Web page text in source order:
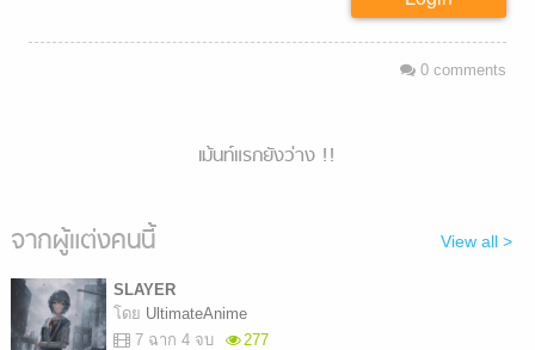
0comments
เม้นท์แรกยังว่าง !!
จากผู้แต่งคนนี้ View all >
SLAYER
โดย UltimateAnime
7 ฉาก 4 จบ
277